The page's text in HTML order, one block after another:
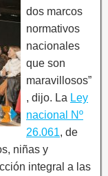
dos marcos
normativos
nacionales
que son
maravillosos”
, dijo. La Ley
nacional Nº
26.061, de
niñas y
integral a las